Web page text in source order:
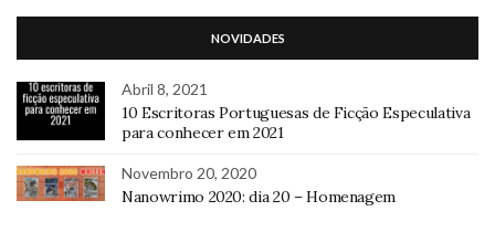
NOVIDADES
Abril 8, 2021
10 Escritoras Portuguesas de Ficção Especulativa
para conhecer em 2021
Novembro 20, 2020
Nanowrimo 2020: dia 20 – Homenagem